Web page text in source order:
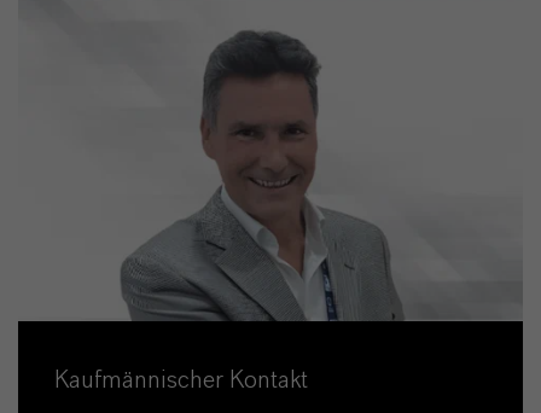
Kaufmännischer Kontakt